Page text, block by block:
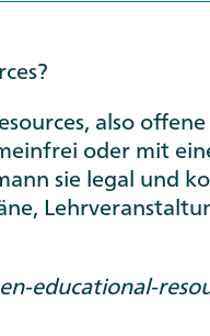
, also
oder mit
sie legal und
educational-